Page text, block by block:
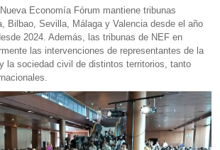
Economía Fórum mantiene tribunas
Bilbao, Sevilla, Málaga y Valencia desde el año
2024. Además, las tribunas de NEF en
las intervenciones de representantes de la
la sociedad civil de distintos territorios, tanto